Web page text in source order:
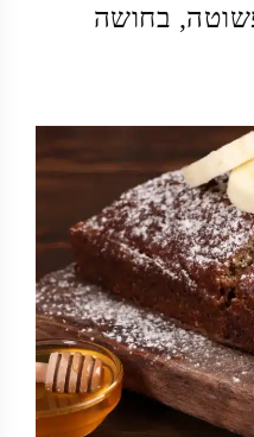
בחושה